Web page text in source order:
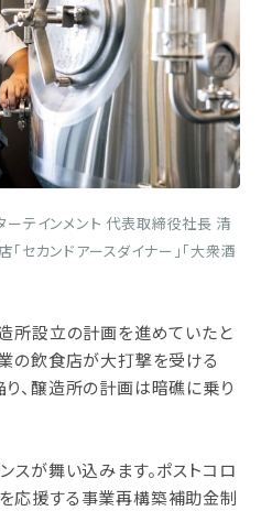
ーテインメント 代表取締役社長 清
セカンドアースダイナー」「大衆酒
所設立の計画を進めていたと
の飲食店が大打撃を受ける
、醸造所の計画は暗礁に乗り
スが舞い込みます。ポストコロ
応援する事業再構築補助金制